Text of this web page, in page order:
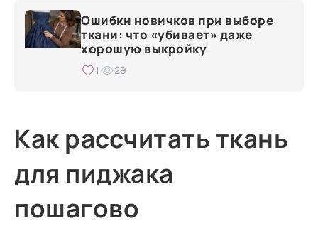
Ошибки новичков при выборе
ткани: что «убивает» даже
хорошую выкройку
1 29
Как рассчитать ткань
для пиджака
пошагово